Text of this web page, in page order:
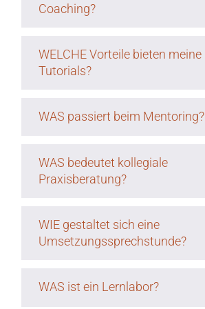
Coaching?
WELCHE Vorteile bieten meine
Tutorials?
WAS passiert beim Mentoring?
WAS bedeutet kollegiale
Praxisberatung?
WIE gestaltet sich eine
Umsetzungssprechstunde?
WAS ist ein Lernlabor?